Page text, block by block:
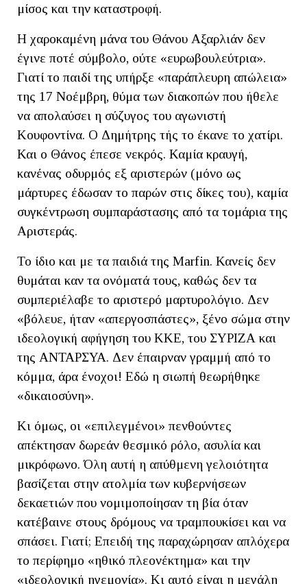
μίσος και την καταστροφή.
Η χαροκαμένη μάνα του Θάνου Αξαρλιάν δεν
έγινε ποτέ σύμβολο, ούτε «ευρωβουλεύτρια».
Γιατί το παιδί της υπήρξε «παράπλευρη απώλεια»
της 17 Νοέμβρη, θύμα των διακοπών που ήθελε
να απολαύσει η σύζυγος του αγωνιστή
Κουφοντίνα. Ο Δημήτρης τής το έκανε το χατίρι.
Και ο Θάνος έπεσε νεκρός. Καμία κραυγή,
κανένας οδυρμός εξ αριστερών (μόνο ως
μάρτυρες έδωσαν το παρών στις δίκες του), καμία
συγκέντρωση συμπαράστασης από τα τομάρια της
Αριστεράς.
Το ίδιο και με τα παιδιά της Marfin. Κανείς δεν
θυμάται καν τα ονόματά τους, καθώς δεν τα
συμπεριέλαβε το αριστερό μαρτυρολόγιο. Δεν
«βόλευε, ήταν «απεργοσπάστες», ξένο σώμα στην
ιδεολογική αφήγηση του ΚΚΕ, του ΣΥΡΙΖΑ και
της ΑΝΤΑΡΣΥΑ. Δεν έπαιρναν γραμμή από το
κόμμα, άρα ένοχοι! Εδώ η σιωπή θεωρήθηκε
«δικαιοσύνη».
Κι όμως, οι «επιλεγμένοι» πενθούντες
απέκτησαν δωρεάν θεσμικό ρόλο, ασυλία και
μικρόφωνο. Όλη αυτή η απύθμενη γελοιότητα
βασίζεται στην ατολμία των κυβερνήσεων
δεκαετιών που νομιμοποίησαν τη βία όταν
κατέβαινε στους δρόμους να τραμπουκίσει και να
σπάσει. Γιατί; Επειδή της παραχώρησαν απλόχερα
το περίφημο «ηθικό πλεονέκτημα» και την
«ιδεολογική ηγεμονία». Κι αυτό είναι η μεγάλη